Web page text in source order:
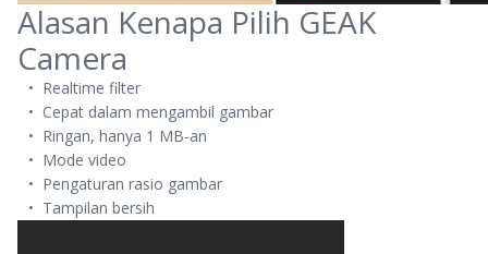
Alasan Kenapa Pilih GEAK
Camera
Realtime filter
Cepat dalam mengambil gambar
Ringan, hanya 1 MB-an
Mode video
Pengaturan rasio gambar
Tampilan bersih